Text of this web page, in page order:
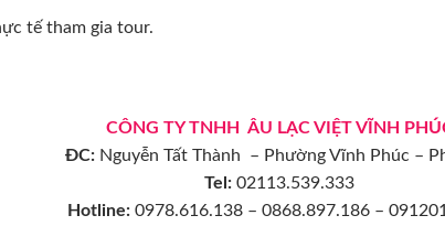
tế tham gia tour.
CÔNG TY TNHH ÂU LẠC VIỆT VĨNH
ĐC: Nguyễn Tất Thành – Phường Vĩnh Phúc –
Tel: 02113.539.333
Hotline:0978.616.138 – 0868.897.186 –